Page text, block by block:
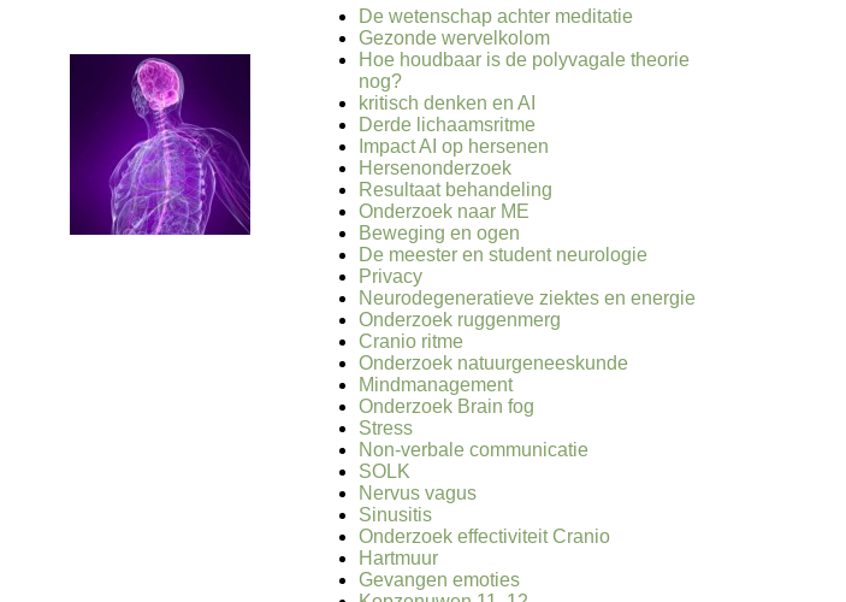
De wetenschap achter meditatie
Gezonde wervelkolom
Hoe houdbaar is de polyvagale theorie
nog?
kritisch denken en AI
Derde lichaamsritme
Impact AI op hersenen
Hersenonderzoek
Resultaat behandeling
Onderzoek naar ME
Beweging en ogen
De meester en student neurologie
Privacy
Neurodegeneratieve ziektes en energie
Onderzoek ruggenmerg
Cranio ritme
Onderzoek natuurgeneeskunde
Mindmanagement
Onderzoek Brain fog
Stress
Non-verbale communicatie
SOLK
Nervus vagus
Sinusitis
Onderzoek effectiviteit Cranio
Hartmuur
Gevangen emoties